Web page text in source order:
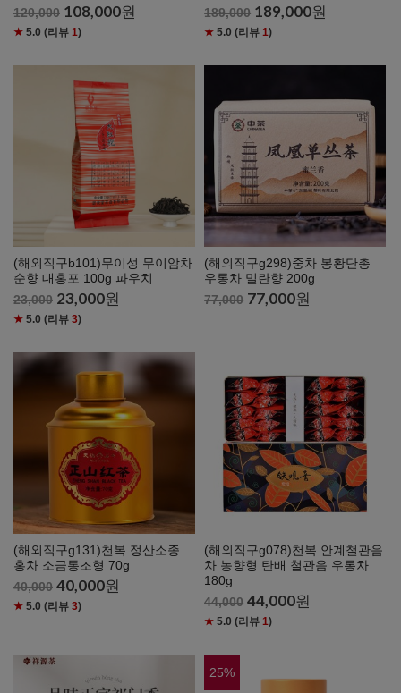
120,000 108,000원
★ 5.0 (리뷰 1)
189,000 189,000원
★ 5.0 (리뷰1)
(해외직구b101)무이성 무이암차
순향 대홍포 100g 파우치
23,000 23,000원
★ 5.0 (리뷰 3)
(해외직구g298)중차 봉황단총
우롱차 밀란향 200g
77,000 77,000원
(해외직구g131)천복 정산소종
홍차 소금통조형 70g
40,000 40,000원
★ 5.0 (리뷰 3)
(해외직구g078)천복 안계철관음
차 농향형 탄배 철관음 우롱차
180g
44,000 44,000원
★ 5.0 (리뷰1)
25%